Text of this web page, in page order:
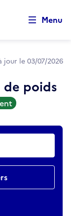
Menu
jour le 03/07/2026
de poids